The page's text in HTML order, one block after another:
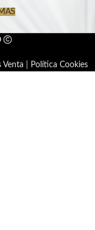
Venta Política Cookies